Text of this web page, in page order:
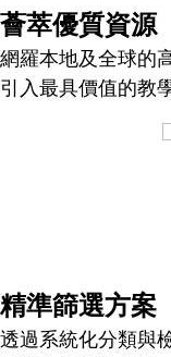
薈萃優質資源
網羅本地及全球的
引入最具價值的教
精準篩選方案
透過系統化分類與